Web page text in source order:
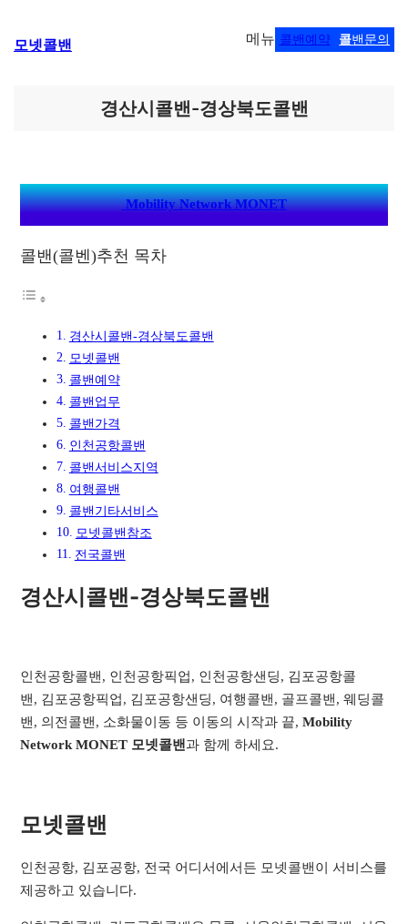
텐
모넷콜밴 메뉴 콜밴예약 콜밴문의
경산시콜밴-경상북도콜밴
Mobility Network MONET
콜밴(콜벤)추천 목차
경산시콜밴-경상북도콜밴
모넷콜밴
콜밴예약
콜밴업무
콜밴가격
인천공항콜밴
콜밴서비스지역​
여행콜밴​
콜밴기타서비스​
모넷콜밴참조
전국콜밴
경산시콜밴-경상북도콜밴
인천공항콜밴, 인천공항픽업, 인천공항샌딩, 김포공항콜
밴, 김포공항픽업, 김포공항샌딩, 여행콜밴, 골프콜밴, 웨딩콜
밴, 의전콜밴, 소화물이동 등 이동의 시작과 끝,Mobility
Network MONET 모넷콜밴과 함께 하세요.
모넷콜밴
인천공항, 김포공항, 전국 어디서에서든 모넷콜밴이 서비스를
제공하고 있습니다.